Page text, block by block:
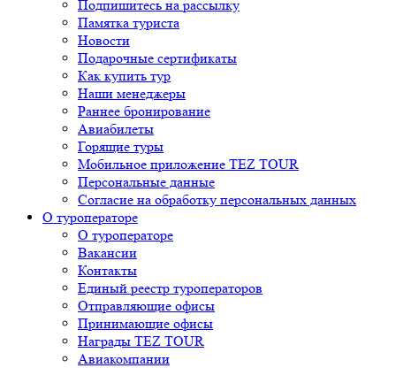
Подпишитесь на рассылку
Памятка туриста
Новости
Подарочные сертификаты
Как купить тур
Наши менеджеры
Раннее бронирование
Авиабилеты
Горящие туры
Мобильное приложение TEZ TOUR
Персональные данные
Согласие на обработку персональных данных
О туроператоре
О туроператоре
Вакансии
Контакты
Единый реестр туроператоров
Отправляющие офисы
Принимающие офисы
Награды TEZ TOUR
Авиакомпании